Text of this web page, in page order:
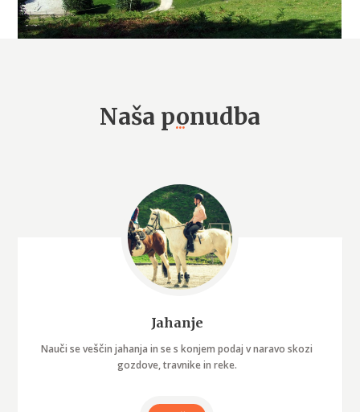
Naša ponudba
Jahanje
Nauči se veščin jahanja in se s konjem podaj v naravo skozi
gozdove, travnike in reke.